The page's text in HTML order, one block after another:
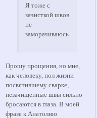
Я тоже с
зачисткой швов
не
заморачиваюсь
Прошу прощения, но мне,
как человеку, пол жизни
посвятившему сварке,
незачищенные швы сильно
бросаются в глаза. В моей
фразе к Анатолию